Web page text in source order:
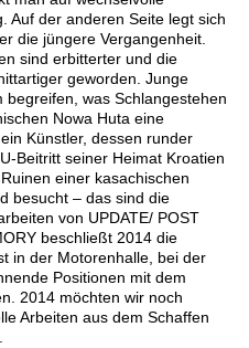
Auf der anderen Seite legt sich
die jüngere Vergangenheit.
sind erbitterter und die
geworden. Junge
was Schlangestehen
Nowa Huta eine
Künstler, dessen runder
Beitritt seiner Heimat Kroatien
einer kasachischen
besucht – das sind die
von UPDATE/ POST
beschließt 2014 die
in der Motorenhalle, bei der
Positionen mit dem
2014 möchten wir noch
Arbeiten aus dem Schaffen